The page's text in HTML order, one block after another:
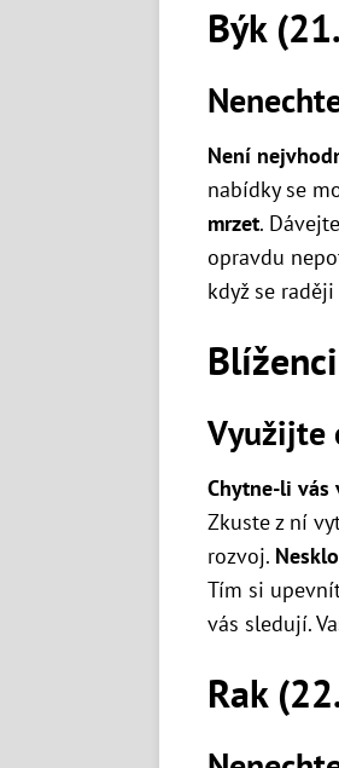
Býk
Není
nabídky se
mrzet.
opravdu
když se
Využijte
Chytne-li vás
Zkuste z ní
rozvoj.
Tím si
vás sledují.
Rak